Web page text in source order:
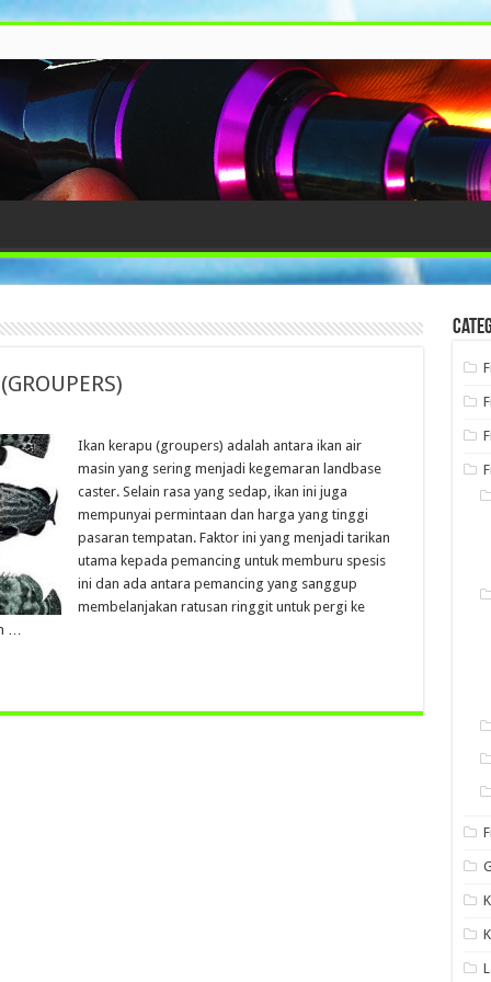
Ikan kerapu (groupers) adalah antara ikan air
masin yang sering menjadi kegemaran landbase
caster. Selain rasa yang sedap, ikan ini juga
mempunyai permintaan dan harga yang tinggi
pasaran tempatan. Faktor ini yang menjadi tarikan
utama kepada pemancing untuk memburu spesis
ini dan ada antara pemancing yang sanggup
membelanjakan ratusan ringgit untuk pergi ke
…